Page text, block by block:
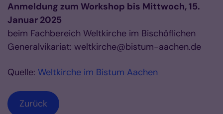
Anmeldung zum Workshop bis Mittwoch, 15.
Januar 2025
beim Fachbereich Weltkirche im Bischöflichen
Generalvikariat: weltkirche@bistum-aachen.de
Quelle: Weltkirche im Bistum Aachen
Zurück